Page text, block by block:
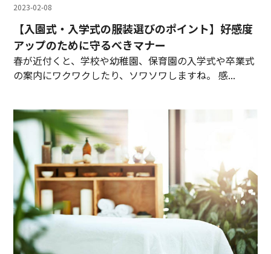
2023-02-08
【入園式・入学式の服装選びのポイント】好感度
アップのために守るべきマナー
春が近付くと、学校や幼稚園、保育園の入学式や卒業式
の案内にワクワクしたり、ソワソワしますね。 感...